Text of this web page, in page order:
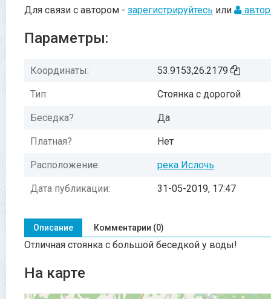
Для связи с автором - зарегистрируйтесь или
Параметры:
Координаты: 53.9153,26.2179
Тип: Стоянка с дорогой
Беседка? Да
Платная? Нет
Расположение: река Ислочь
Дата публикации: 31-05-2019, 17:47
Описание Комментарии (0)
Отличная стоянка с большой беседкой у воды!
На карте